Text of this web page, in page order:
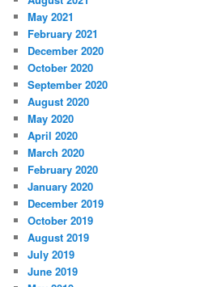
May 2021
February 2021
December 2020
October 2020
September 2020
August 2020
May 2020
April 2020
March 2020
February 2020
January 2020
December 2019
October 2019
August 2019
July 2019
June 2019